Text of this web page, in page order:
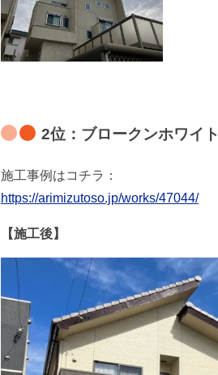
2位：ブロークンホワイト
施工事例はコチラ：
https://arimizutoso.jp/works/47044/
【施工後】